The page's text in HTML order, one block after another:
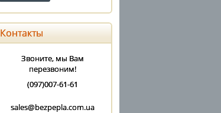
Контакты
Звоните, мы Вам
перезвоним!
(097)007-61-61
sales@bezpepla.com.ua